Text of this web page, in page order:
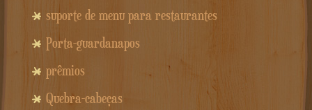
suporte de menu para restaurantes
Porta-guardanapos
prêmios
Quebra-cabeças